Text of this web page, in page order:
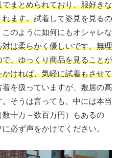
まとめられており、服好きな
れます。試着して姿見を見るの
のように如何にもオシャレな
対は柔らかく優しいです。無理
、ゆっくり商品を見ることが
ければ、気軽に試着もさせて
着を扱っていますが、敷居の高
そうは言っても、中には本当
十万～数百万円）もあるの
必ず声をかけてください。